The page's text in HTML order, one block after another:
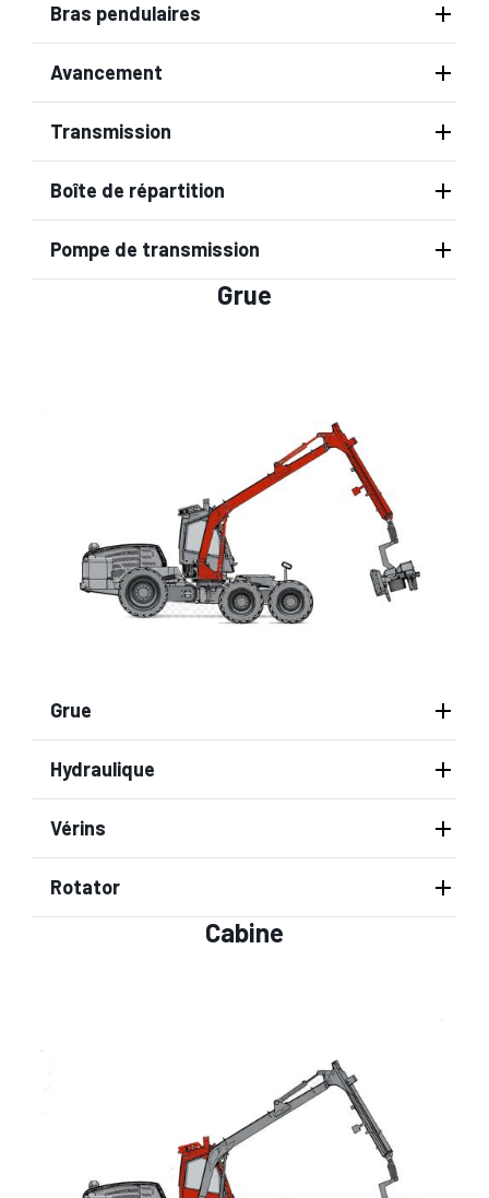
Bras pendulaires
Avancement
Transmission
Boîte de répartition
Pompe de transmission
Grue
Grue
Hydraulique
Vérins
Rotator
Cabine